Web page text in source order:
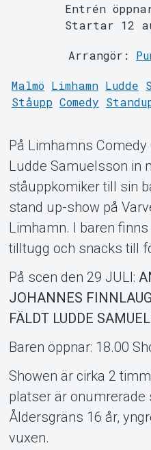
Om
Entrén
Startar 12
Arrangör:
Malmö Limhamn Ludde
Ståupp Comedy
På Limhamns
Ludde Samuelsson in
ståuppkomiker till sin
stand up-show på
Limhamn. I baren
tilltugg och snacks till
På scen den 29 JULI:
JOHANNES
FÄLDT LUDDE
Baren öppnar: 18.00
Showen är cirka 2
platser är onumrerade
Åldersgräns 16 år,
vuxen.